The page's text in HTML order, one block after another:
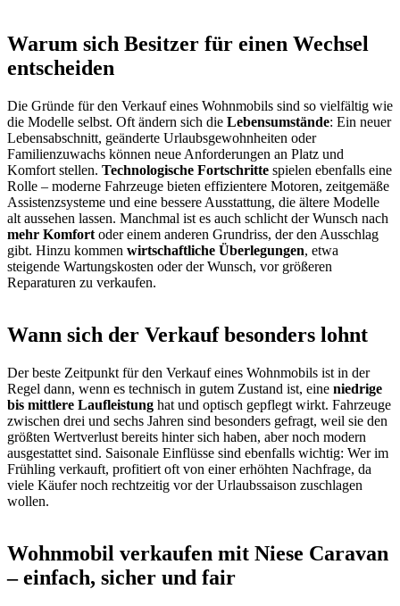
Warum sich Besitzer für einen Wechsel
entscheiden
Die Gründe für den Verkauf eines Wohnmobils sind so vielfältig wie
die Modelle selbst. Oft ändern sich die Lebensumstände: Ein neuer
Lebensabschnitt, geänderte Urlaubsgewohnheiten oder
Familienzuwachs können neue Anforderungen an Platz und
Komfort stellen. Technologische Fortschritte spielen ebenfalls eine
Rolle – moderne Fahrzeuge bieten effizientere Motoren, zeitgemäße
Assistenzsysteme und eine bessere Ausstattung, die ältere Modelle
alt aussehen lassen. Manchmal ist es auch schlicht der Wunsch nach
mehr Komfort oder einem anderen Grundriss, der den Ausschlag
gibt. Hinzu kommen wirtschaftliche Überlegungen, etwa
steigende Wartungskosten oder der Wunsch, vor größeren
Reparaturen zu verkaufen.
Wann sich der Verkauf besonders lohnt
Der beste Zeitpunkt für den Verkauf eines Wohnmobils ist in der
Regel dann, wenn es technisch in gutem Zustand ist, eine niedrige
bis mittlere Laufleistung hat und optisch gepflegt wirkt. Fahrzeuge
zwischen drei und sechs Jahren sind besonders gefragt, weil sie den
größten Wertverlust bereits hinter sich haben, aber noch modern
ausgestattet sind. Saisonale Einflüsse sind ebenfalls wichtig: Wer im
Frühling verkauft, profitiert oft von einer erhöhten Nachfrage, da
viele Käufer noch rechtzeitig vor der Urlaubssaison zuschlagen
wollen.
Wohnmobil verkaufen mit Niese Caravan
– einfach, sicher und fair